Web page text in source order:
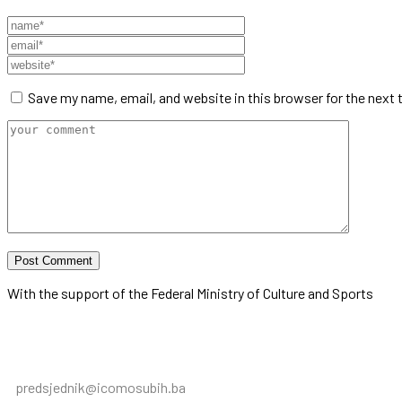
Save my name, email, and website in this browser for the next
With the support of the Federal Ministry of Culture and Sports
predsjednik@icomosubih.ba